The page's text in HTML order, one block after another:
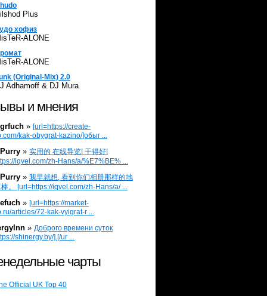
Plus
хофиз
ALONE
ALONE
(Original-Mix) 2.0
Adhamoff & DJ Mura
и мнения
» [url=https://create-
kak-obygrat-kazino/]обыг ...
» 实用的 在线导览! 干得好!
iqvel.com/zh-Hans/a/%E7%BE% ...
» 我早就想, 看到你们相册那样的地
。 [url=https://iqvel.com/zh-Hans/a/ ...
» [url=https://market-
articles/72-kak-vyigrat-r ...
» Доброго времени суток
shinergy.by/].[/ur ...
чарты
Official UK Top 40